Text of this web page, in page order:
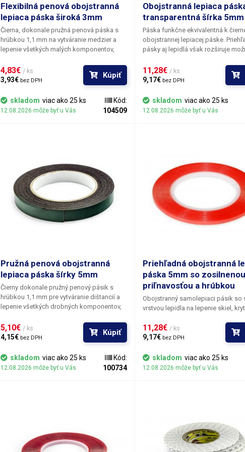
Flexibilná penová obojstranná
lepiaca páska široká 3mm
Čierna, dokonale pružná penová páska s
hrúbkou 1,1 mm na vytváranie medzier a
lepenie všetkých malých komponentov,
priestore. V mobilných telefónoch sa môže
použiť na stlačenie komponentov
umiestnených v šasi, ako sú reproduktory,
bzučiaky, moduly fotoaparátu atď.
4,83€ / ks
3,93€ bez DPH
Kúpiť
skladom viac ako 25 ks
12.08.2026 môže byť u Vás
Kód:
104509
Obojstranná lepiaca
transparentná šírka 5mm
Páska funkčne ekvivalentná k
obojstrannej lepiacej páske.
pásky aj lepidlá však rozširuje
farba pásky viditeľná cez prilepený
Typicky sa tento rušivý jav
lepení bielych touchscreen,
lakované časti predsa len vykazujú
čiastočnú transparentnosť a
čiernej pásky pôsobí rušivo. Dĺžka
11,28€ / ks
9,17€ bez DPH
skladom viac ako 25 ks
12.08.2026 môže byť u Vás
Pružná penová obojstranná
lepiaca páska šírky 5mm
Čierny dokonale pružný penový pásik s
hrúbkou 1,1 mm pre vytváranie dištancií a
lepenie všetkých drobných komponentov,
V mobilných telefónoch môže byť použité
pre pritlačenie súčiastok usadených v šasi
ako sú reproduktory, buzzery, moduly
fotoaparátov a pod. Obojstranné
samolepiace penovky sú k dispozícii v
štyroch šírkach a to : 5, 10, 15, 20 mm.
5,10€ / ks
4,15€ bez DPH
Kúpiť
skladom viac ako 25 ks
12.08.2026 môže byť u Vás
Kód:
100734
Priehľadná obojstranná
páska 5mm so zosilnenou
priľnavosťou a hrúbkou
Obojstranný samolepiaci pásik so
vrstvou lepidla na lepenie skiel,
tabletov. Súhrnná hrúbka
súčet hrúbky filmu a lepidla po
zvyšuje priľnavosť k drsnejším
väčšia hrúbka pásky ju robí
prilepený objekt.
11,28€ / ks
9,17€ bez DPH
skladom viac ako 25 ks
12.08.2026 môže byť u Vás